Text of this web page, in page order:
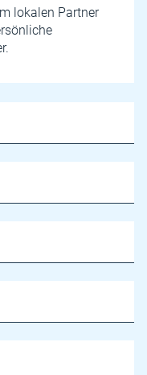
lokalen Partner